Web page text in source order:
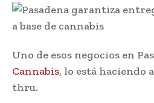
Uno de esos negocios en
Cannabis, lo está haciendo
thru.